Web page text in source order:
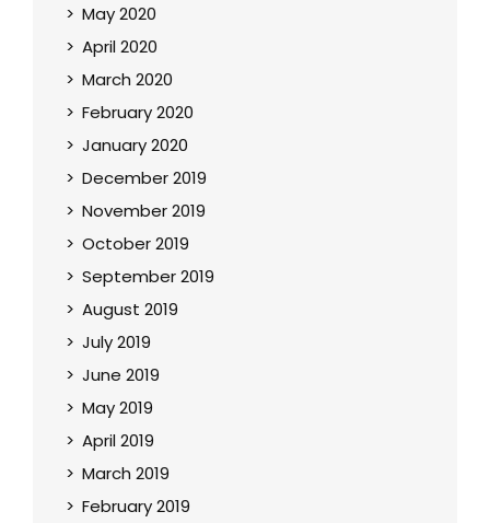
May 2020
April 2020
March 2020
February 2020
January 2020
December 2019
November 2019
October 2019
September 2019
August 2019
July 2019
June 2019
May 2019
April 2019
March 2019
February 2019